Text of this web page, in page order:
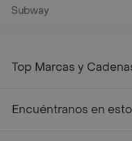
Subway
Top Marcas y
Encuéntranos en